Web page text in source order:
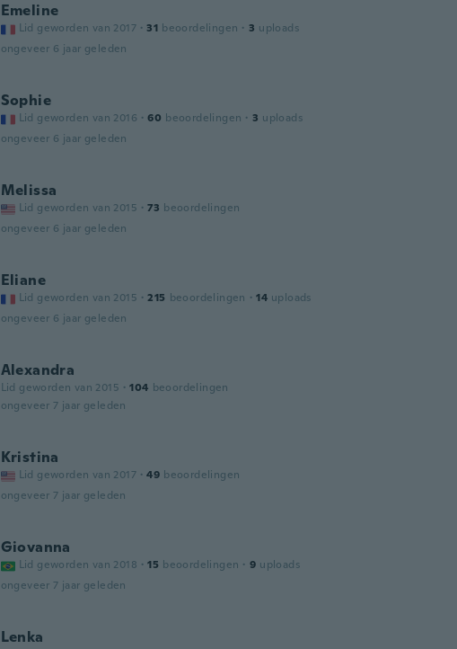
Emeline
Lid geworden van 2017 · 31 beoordelingen · 3 uploads
ongeveer 6 jaar geleden
Sophie
Lid geworden van 2016 · 60 beoordelingen · 3 uploads
ongeveer 6 jaar geleden
Melissa
Lid geworden van 2015 · 73 beoordelingen
ongeveer 6 jaar geleden
Eliane
Lid geworden van 2015 · 215 beoordelingen · 14 uploads
ongeveer 6 jaar geleden
Alexandra
Lid geworden van 2015 · 104 beoordelingen
ongeveer 7 jaar geleden
Kristina
Lid geworden van 2017 · 49 beoordelingen
ongeveer 7 jaar geleden
Giovanna
Lid geworden van 2018 · 15 beoordelingen · 9 uploads
ongeveer 7 jaar geleden
Lenka